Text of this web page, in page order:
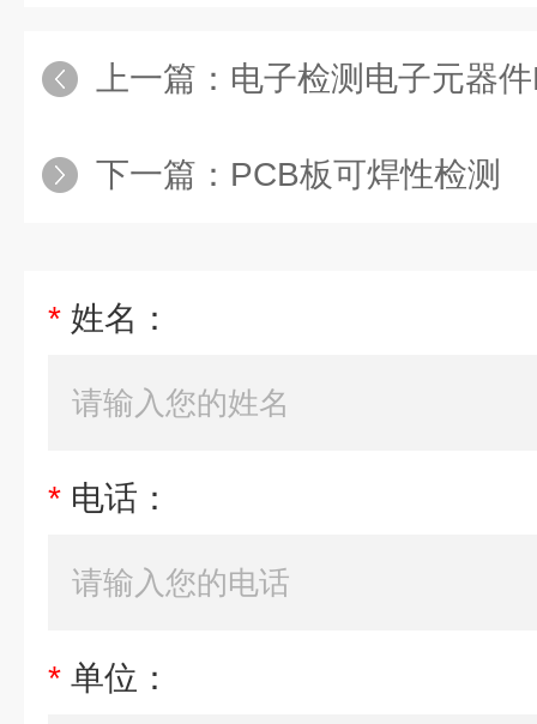
上一篇： 电子检测电子元器
下一篇： PCB板可焊性检测
* 姓名：
* 电话：
* 单位：